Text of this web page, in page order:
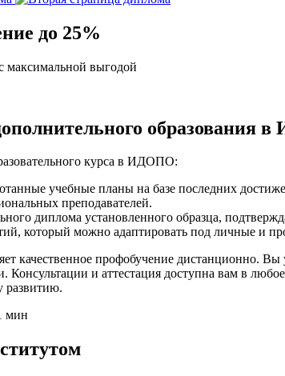
до 25%
максимальной выгодой
образования
курса в ИДОПО:
учебные планы на базе последних
преподавателей.
диплома установленного образца,
который можно адаптировать под личные и
качественное профобучение дистанционно.
Консультации и аттестация доступна вам в
развитию.
мин